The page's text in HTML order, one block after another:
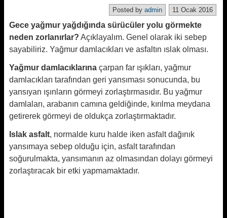
11 Ocak 2016
Posted by admin
Gece yağmur yağdığında sürücüler yolu görmekte
neden zorlanırlar? Açıklayalım. Genel olarak iki sebep
sayabiliriz. Yağmur damlacıkları ve asfaltın ıslak olması.
Yağmur damlacıklarına çarpan far ışıkları, yağmur
damlacıkları tarafından geri yansıması sonucunda, bu
yansıyan ışınların görmeyi zorlaştırmasıdır. Bu yağmur
damlaları, arabanın camına geldiğinde, kırılma meydana
getirerek görmeyi de oldukça zorlaştırmaktadır.
Islak asfalt, normalde kuru halde iken asfalt dağınık
yansımaya sebep olduğu için, asfalt tarafından
soğurulmakta, yansımanın az olmasından dolayı görmeyi
zorlaştıracak bir etki yapmamaktadır.